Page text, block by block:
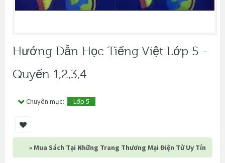
Hướng Dẫn Học Tiếng Việt Lớp 5 -
Quyển 1,2,3,4
Chuyên mục: Lớp 5
» Mua Sách Tại Những Trang Thương Mại Điện Tử Uy Tín